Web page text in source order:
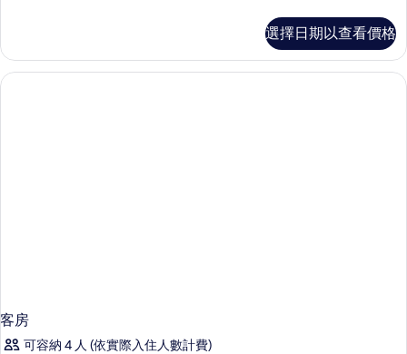
所
有
Premier
with
Extra
選擇日期以查看價格
客房
可容納 4 人 (依實際入住人數計費)